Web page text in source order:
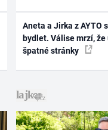
Aneta a Jirka z AYTO
bydlet. Válise mrzí, že
špatné stránky